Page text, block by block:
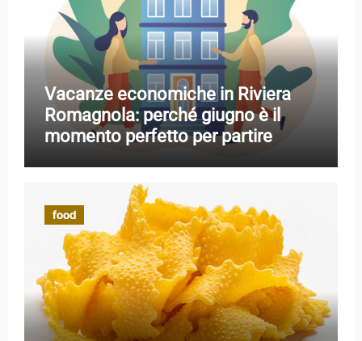
Vacanze economiche in Riviera
Romagnola: perché giugno è il
momento perfetto per partire
food